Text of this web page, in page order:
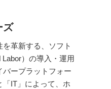
ズ
革新する、ソフト
）の導入・運用
バープラットフォー
「IT」によって、ホ